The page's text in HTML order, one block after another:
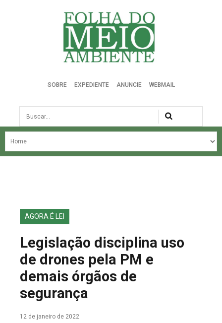
Folha do Meio Ambiente
SOBRE EXPEDIENTE ANUNCIE WEBMAIL
Busca
NOSSA HISTÓRIA
EDIÇÕES ANTERIORES
FALE CONOSCO
AGORA É LEI
Legislação disciplina uso
de drones pela PM e
demais órgãos de
segurança
12 de janeiro de 2022